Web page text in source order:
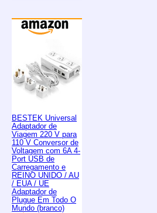
BESTEK Universal
Adaptador de
Viagem 220 V para
110 V Conversor de
Voltagem com 6A 4-
Port USB de
Carregamento e
REINO UNIDO / AU
/ EUA / UE
Adaptador de
Plugue Em Todo O
Mundo (branco)